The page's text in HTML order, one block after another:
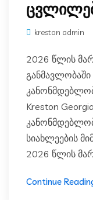
kreston admin
2026 წლის მარტისა და აპრილის თვეების
Kreston
სიახლეების
2026 წლის
Continue